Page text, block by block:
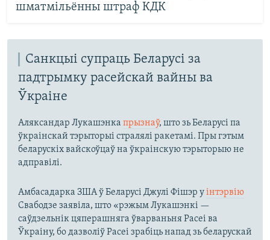
шматмільённы штраф КДК
Санкцыі супраць Беларусі за
падтрымку расейскай вайны ва
Ўкраіне
Аляксандар Лукашэнка прызнаў, што зь Беларусі па
ўкраінскай тэрыторыі стралялі ракетамі. Пры гэтым
беларускіх вайскоўцаў на ўкраінскую тэрыторыю не
адправілі.
Амбасадарка ЗША ў Беларусі Джулі Фішэр уінтэрвію
Свабодзе заявіла, што «рэжым Лукашэнкі —
саўдзельнік цяперашняга ўварваньня Расеі ва
Ўкраіну, бо дазволіў Расеі зрабіць напад зь беларускай